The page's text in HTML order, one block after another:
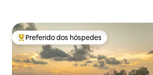
Entre os melhores preferidos dos hóspedes
Preferido dos hóspedes